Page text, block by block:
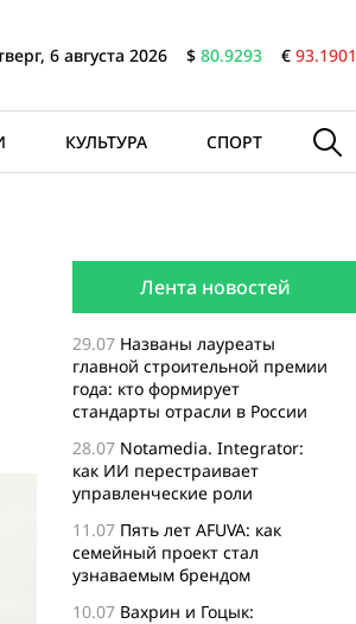
6 августа 2026 $ 80.9293 € 93.1901
КУЛЬТУРА СПОРТ
Лента новостей
29.07 Названы лауреаты
главной строительной премии
года: кто формирует
стандарты отрасли в России
28.07 Notamedia. Integrator:
как ИИ перестраивает
управленческие роли
11.07 Пять лет AFUVA: как
семейный проект стал
узнаваемым брендом
10.07 Вахрин и Гоцык: